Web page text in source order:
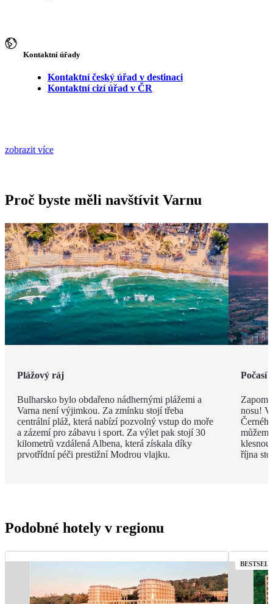
Kontaktní úřady
Kontaktní český úřad v destinaci
Kontaktní cizí úřad v ČR
zobrazit více
Proč byste měli navštívit Varnu
Plážový ráj
Bulharsko bylo obdařeno nádhernými plážemi a
Varna není výjimkou. Za zmínku stojí třeba
centrální pláž, která nabízí pozvolný vstup do moře
a zázemí pro zábavu i sport. Za výlet pak stojí 30
kilometrů vzdálená Albena, která získala díky
prvotřídní péči prestižní Modrou vlajku.
Počasí
nosu!
října
Podobné hotely v regionu